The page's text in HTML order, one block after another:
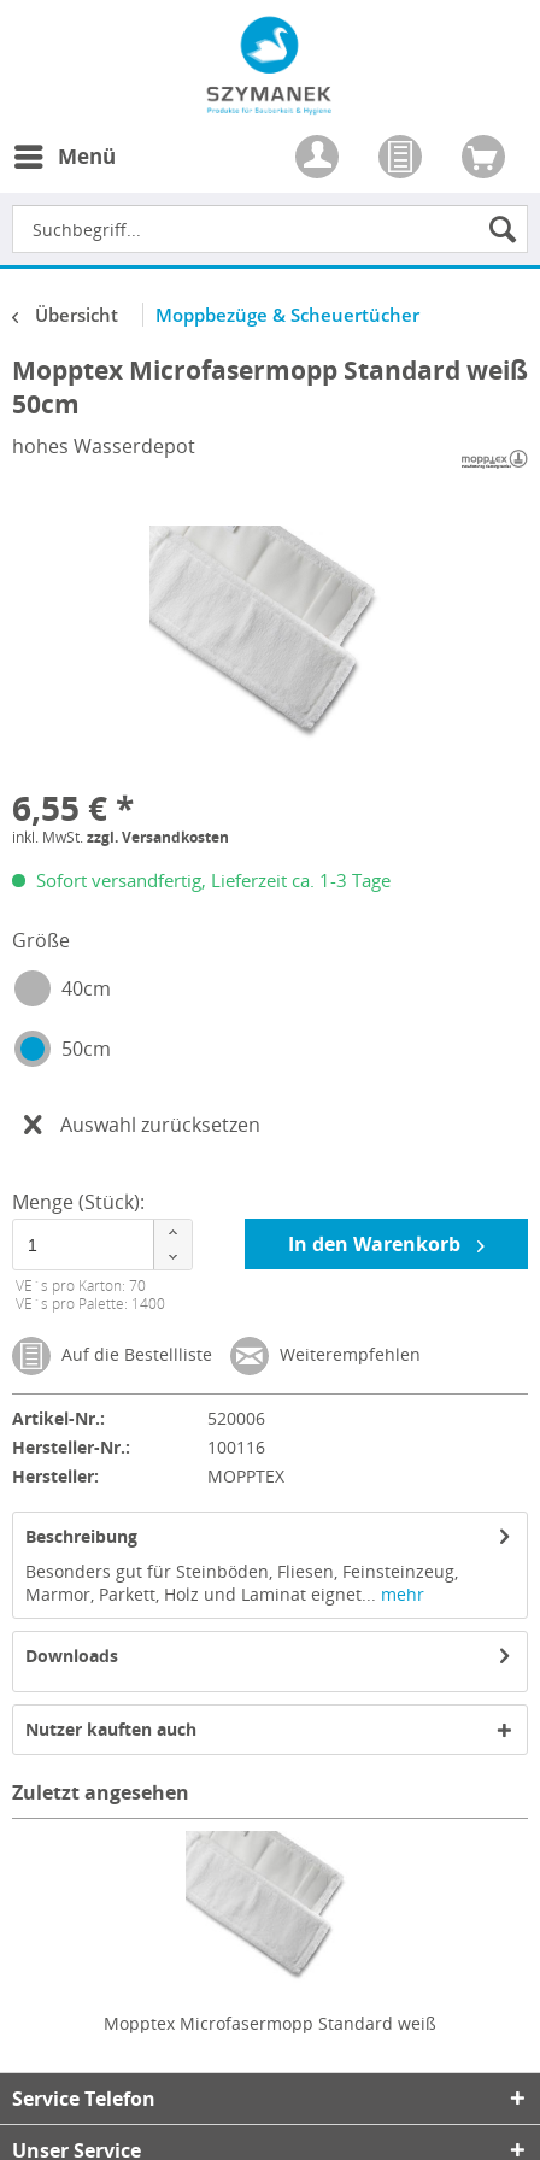
Menü
Übersicht Moppbezüge & Scheuertücher
Mopptex Microfasermopp Standard weiß
50cm
hohes Wasserdepot
6,55 € *
inkl. MwSt.zzgl. Versandkosten
Sofort versandfertig, Lieferzeit ca. 1-3 Tage
Größe
40cm
50cm
Auswahl zurücksetzen
Menge (Stück):
VE´s pro Karton: 70
VE´s pro Palette: 1400
In den Warenkorb
Auf die Bestellliste Weiterempfehlen
Artikel-Nr.:
520006
Hersteller-Nr.:
100116
Hersteller:
MOPPTEX
Beschreibung
Besonders gut für Steinböden, Fliesen, Feinsteinzeug,
Marmor, Parkett, Holz und Laminat eignet... mehr
Downloads
Nutzer kauften auch
Zuletzt angesehen
Mopptex Microfasermopp Standard weiß
Service Telefon
Unser Service